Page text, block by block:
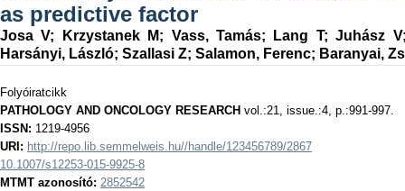
as predictive factor
Josa V; Krzystanek M; Vass, Tamás; Lang T;Juhász V
Harsányi, László; Szallasi Z; Salamon, Ferenc; Baranyai,
Folyóiratcikk
PATHOLOGY AND ONCOLOGY RESEARCH vol.:21, issue.:4, p.:991-997.
ISSN: 1219-4956
URI: http://repo.lib.semmelweis.hu//handle/123456789/2867
10.1007/s12253-015-9925-8
MTMT azonosító: 2852542